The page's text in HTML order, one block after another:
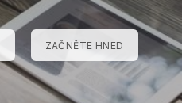
ZAČNĚTE HNED